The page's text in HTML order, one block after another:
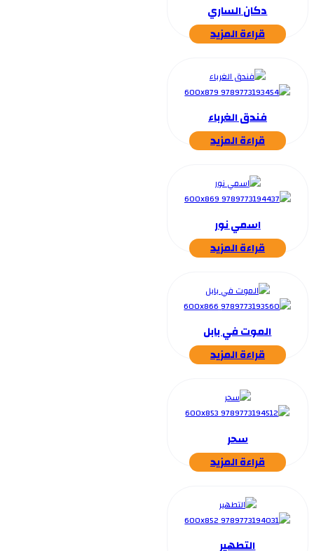
دكان الساري
قراءة المزيد
فندق الغرباء
قراءة المزيد
اسمي نور
قراءة المزيد
الموت في بابل
قراءة المزيد
سحر
قراءة المزيد
التطهير